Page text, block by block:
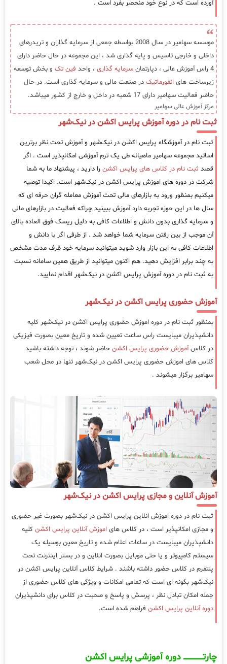
آورده است که در نوع خود منحصر بفرد است .
موسسه سهامیر در سال 2008 بواسطه جمعی از سرمایه گذاران و تریدرهای
داخلی و خارجی تاسیس و پایه گذاری شد ، این مجموعه در حال حاضر دارای
4 راس آموزش عالی ، دپارتمان
سرمایه گذاری ، واحد فین تک و بخش توسعه
زیرساخت های انفورماتیک در صنعت مالی و سرمایه گذاری است. در حال
حاضر فعالیت سهامیر دارای 17 شعبه در داخل و خارج از کشور میباشد.
مرکز آموزش عالی سهامیر
ثبت نام در دوره آموزش پرایس اکشن در نیک‌شهر
ثبت نام در آموزشگاه پرایس اکشن در نیک‌شهر و آموزش تحت نظر برترین
اساتید مجموعه سهامیر ماهیانه طی یک ترم آموزشی امکانپذیر است . اگر
قصد ثبت نام در کلاس های پرایس اکشن را دارید ، پیشنهاد ما به شما
شرکت در دوره های اموزش پرایس اکشن در نیک‌شهر است. اکیدا توصیه
میکنیم بمنظور ورود به بازارهای مالی تحت آموزش معامله گران حرفه ای که
سال ها در این حوزه تجربه دارد آموزش ببینید چراکه فعالیت در بازارهای مالی
و سرمایه گذاری بدون دانش و اطلاعات کافی به دلیل ریسک فوق العاده بالای
آن موجب از بین رفتن سرمایه شما خواهد شد . از طرفی اگر با دانش و
اطلاعات کافی به این بازار وارد شوید میتوانید سرمایه خود ظرف مدت مشخص
به چند برابر افزایش دهید. هم اکنون میتوانید از طریق همین سامانه نسبت
به ثبت نام در دوره آموزش پرایس اکشن در نیک‌شهر اقدام نمایید.
آموزش حضوری پرایس اکشن در نیک‌شهر
بمنظور ثبت نام در دوره اموزش حضوری پرایس اکشن در نیک‌شهر کلیه
دانشپذیران میبایست راس ساعت تعیین شده و تاریخ معین بصورت فیزیکی
در کلاسآموزش حضوری پرایس اکشن حاضر شوند ، توجه داشته باشید
کلاس های اموزش حضوری پرایس اکشن در نیک‌شهر تنها در محل شعب
سهامیر برگزار میشوند .
آموزش آنلاین و مجازی پرایس اکشن در نیک‌شهر
ثبت نام در دوره اموزش انلاین پرایس اکشن در نیک‌شهر بصورت غیر حضوری
و مجازی امکانپذیر است ، در کلاس های اموزش آنلاین پرایس اکشن کلیه
دانشپذیران میبایست در ساعات اعلام شده و تاریخ معین بوسیله یک
سیستم کامپیوتر و یا حتی موبایل بصورت انلاین و در بستر اینترنت تحت
پلتفرم در کلاس حضور داشته باشند . شرایط کلاس آنلاین پرایس اکشن در
نیک‌شهر بگونه ای است که تمامی امکانات و ویژگی های کلاس حضوری از
جمله امکان تبادل نظر ، پرسش و پاسخ و صحبت در کلاس برای دانشپذیران
دوره آنلاین پرایس اکشن فراهم شده است.
چارتـــــــــــــــــــ دوره آموزشی پرایس اکشن